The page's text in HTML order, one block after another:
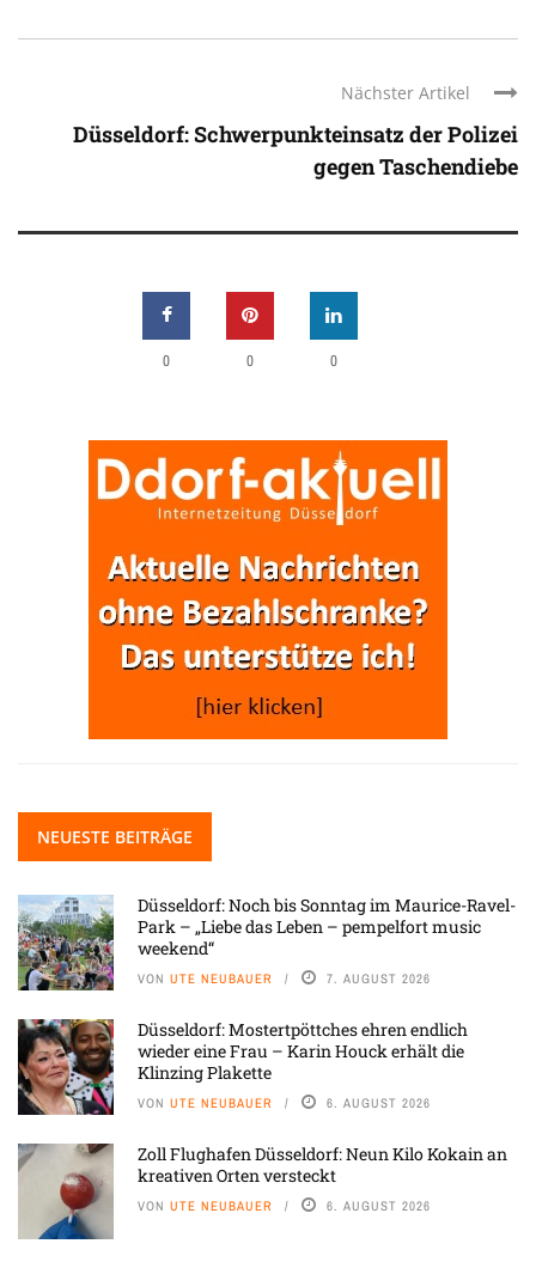
Nächster Artikel
Düsseldorf: Schwerpunkteinsatz der Polizei
gegen Taschendiebe
0 0 0
NEUESTE BEITRÄGE
Düsseldorf: Noch bis Sonntag im Maurice-Ravel-
Park – „Liebe das Leben – pempelfort music
weekend“
VON UTE NEUBAUER 7. AUGUST 2026
Düsseldorf: Mostertpöttches ehren endlich
wieder eine Frau – Karin Houck erhält die
Klinzing Plakette
VON UTE NEUBAUER 6. AUGUST 2026
Zoll Flughafen Düsseldorf: Neun Kilo Kokain an
kreativen Orten versteckt
VON UTE NEUBAUER 6. AUGUST 2026